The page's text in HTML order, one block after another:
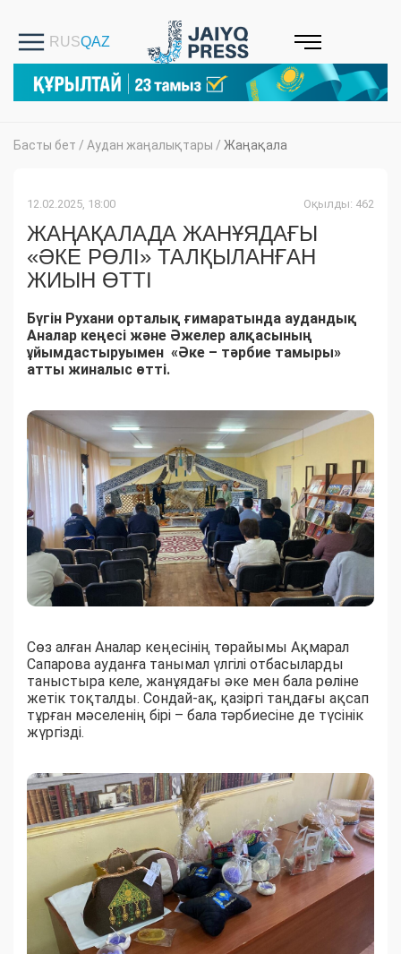
Басты бет / Аудан жаңалықтары / Жаңақала
12.02.2025, 18:00 Оқылды: 462
ЖАҢАҚАЛАДА ЖАНҰЯДАҒЫ
«ӘКЕ РӨЛІ» ТАЛҚЫЛАНҒАН
ЖИЫН ӨТТІ
Бүгін Рухани орталық ғимаратында аудандық
Аналар кеңесі және Әжелер алқасының
ұйымдастыруымен «Әке – тәрбие тамыры»
атты жиналыс өтті.
Сөз алған Аналар кеңесінің төрайымы Ақмарал
Сапарова ауданға танымал үлгілі отбасыларды
таныстыра келе, жанұядағы әке мен бала рөліне
жетік тоқталды. Сондай-ақ, қазіргі таңдағы ақсап
тұрған мәселенің бірі – бала тәрбиесіне де түсінік
жүргізді.